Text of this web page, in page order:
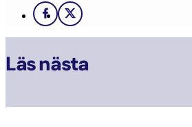
Facebook
X
Läs nästa